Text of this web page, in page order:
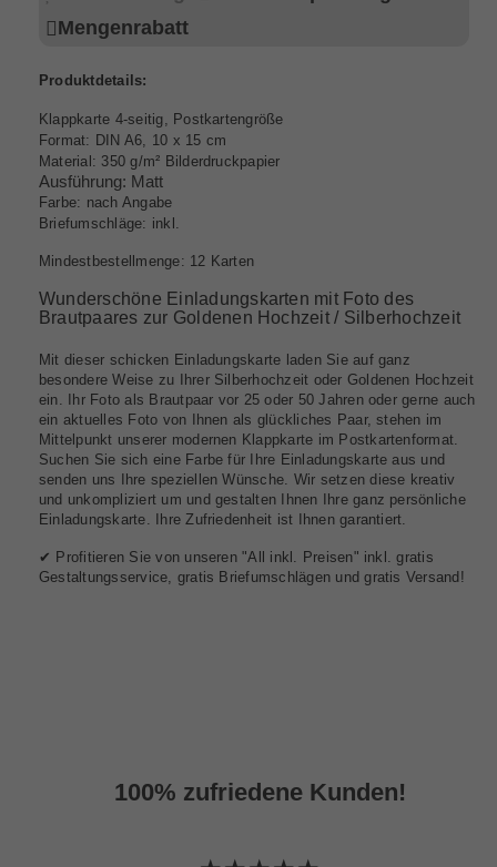
Mengenrabatt
Produktdetails:
Klappkarte 4-seitig, Postkartengröße
Format: DIN A6, 10 x 15 cm
Material: 350 g/m² Bilderdruckpapier
Ausführung: Matt
Farbe: nach Angabe
Briefumschläge: inkl.
Mindestbestellmenge: 12 Karten
Wunderschöne Einladungskarten mit Foto des
Brautpaares zur Goldenen Hochzeit / Silberhochzeit
Mit dieser schicken Einladungskarte laden Sie auf ganz
besondere Weise zu Ihrer Silberhochzeit oder Goldenen Hochzeit
ein. Ihr Foto als Brautpaar vor 25 oder 50 Jahren oder gerne auch
ein aktuelles Foto von Ihnen als glückliches Paar, stehen im
Mittelpunkt unserer modernen Klappkarte im Postkartenformat.
Suchen Sie sich eine Farbe für Ihre Einladungskarte aus und
senden uns Ihre speziellen Wünsche. Wir setzen diese kreativ
und unkompliziert um und gestalten Ihnen Ihre ganz persönliche
Einladungskarte. Ihre Zufriedenheit ist Ihnen garantiert.
✔ Profitieren Sie von unseren "All inkl. Preisen" inkl. gratis
Gestaltungsservice, gratis Briefumschlägen und gratis Versand!
100% zufriedene Kunden!